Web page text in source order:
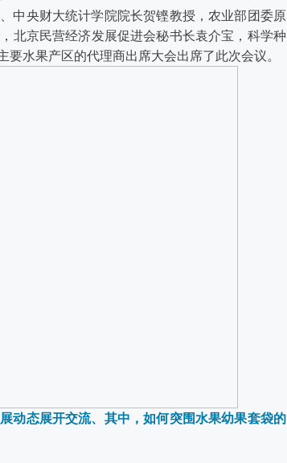
中央财大统计学院院长贺铿教授，农业部团委原
北京民营经济发展促进会秘书长袁介宝，科学种
水果产区的代理商出席大会出席了此次会议。
动态展开交流、其中，如何突围水果幼果套袋的